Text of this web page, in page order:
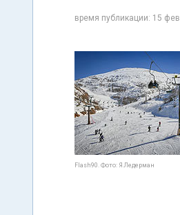
время публикации: 15
Flash90. Фото: Я.Ледерман